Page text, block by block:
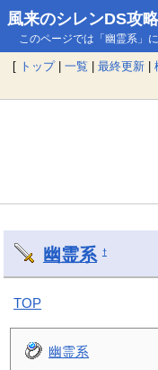
風来のシレンDS攻
このページでは「幽霊系」
[ トップ| 一覧 | 最終更新 |
幽霊系 †
TOP
幽霊系